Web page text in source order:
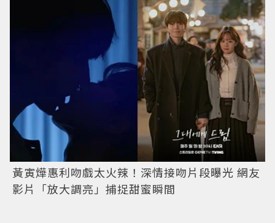
黃寅燁惠利吻戲太火辣！深情接吻片段曝光 網友
影片「放大調亮」捕捉甜蜜瞬間